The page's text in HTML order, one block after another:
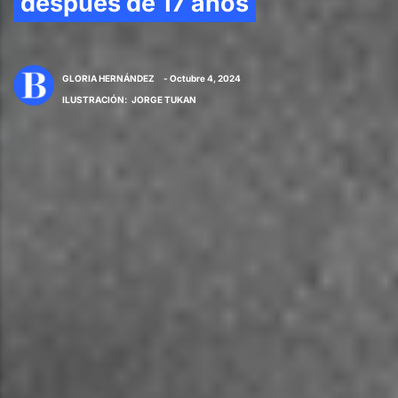
GLORIA HERNÁNDEZ
- Octubre 4, 2024
ILUSTRACIÓN: JORGE TUKAN